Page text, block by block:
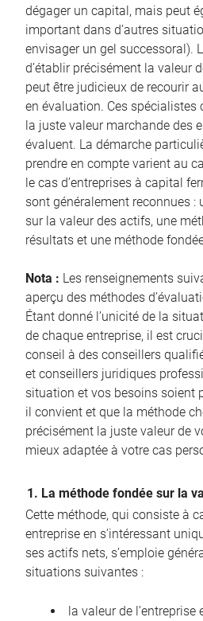
dégager un capital, mais peut
important dans d’autres
envisager un gel successoral).
d’établir précisément la valeur
peut être judicieux de recourir
en évaluation. Ces spécialistes
la juste valeur marchande des
évaluent. La démarche
prendre en compte varient au
le cas d’entreprises à capital
sont généralement reconnues :
sur la valeur des actifs, une
résultats et une méthode
Nota : Les renseignements
aperçu des méthodes
Étant donné l’unicité de la
de chaque entreprise, il est
conseil à des conseillers
et conseillers juridiques
situation et vos besoins soient
il convient et que la méthode
précisément la juste valeur de
mieux adaptée à votre cas
1. La méthode fondée sur la
Cette méthode, qui consiste à
entreprise en s’intéressant
ses actifs nets, s’emploie
situations suivantes :
la valeur de